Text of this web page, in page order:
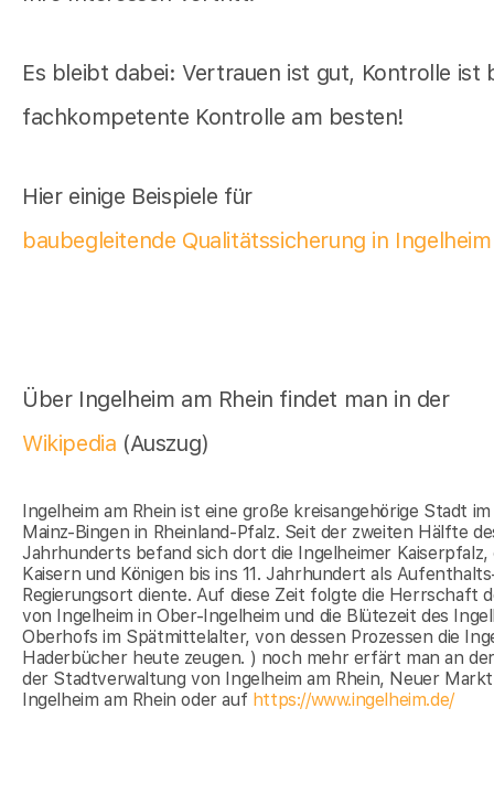
Es bleibt dabei: Vertrauen ist gut, Kontrolle ist
fachkompetente Kontrolle am besten!
Hier einige Beispiele für
baubegleitende Qualitätssicherung in
Über Ingelheim am Rhein findet man in der
Wikipedia (Auszug)
Ingelheim am Rhein ist eine große kreisangehörige Stadt
Mainz-Bingen in Rheinland-Pfalz. Seit der zweiten Hälfte
Jahrhunderts befand sich dort die Ingelheimer Kaiserpfalz,
Kaisern und Königen bis ins 11. Jahrhundert als
Regierungsort diente. Auf diese Zeit folgte die Herrschaft
von Ingelheim in Ober-Ingelheim und die Blütezeit des
Oberhofs im Spätmittelalter, von dessen Prozessen die
Haderbücher heute zeugen. ) noch mehr erfärt man an
der Stadtverwaltung von Ingelheim am Rhein, Neuer
Ingelheim am Rhein oder auf https://www.ingelheim.de/